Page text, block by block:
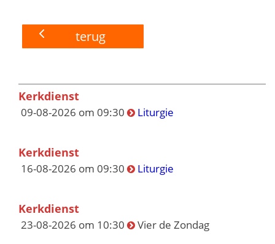
terug
Kerkdienst
09-08-2026 om 09:30 Liturgie
Kerkdienst
16-08-2026 om 09:30 Liturgie
Kerkdienst
23-08-2026 om 10:30 Vier de Zondag